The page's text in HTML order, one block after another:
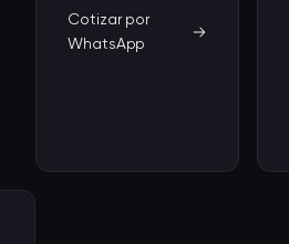
Cotizar por
WhatsApp